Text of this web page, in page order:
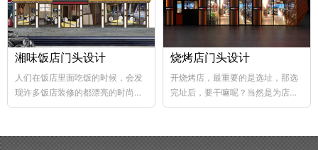
湘味饭店门头设计
人们在饭店里面吃饭的时候，会发
现许多饭店装修的都漂亮的时尚，
好的饭店装修，也能够...
烧烤店门头设计
开烧烤店，最重要的是选址，那选
完址后，要干嘛呢？当然是为店铺
装修了，要知道烧烤店的装修...